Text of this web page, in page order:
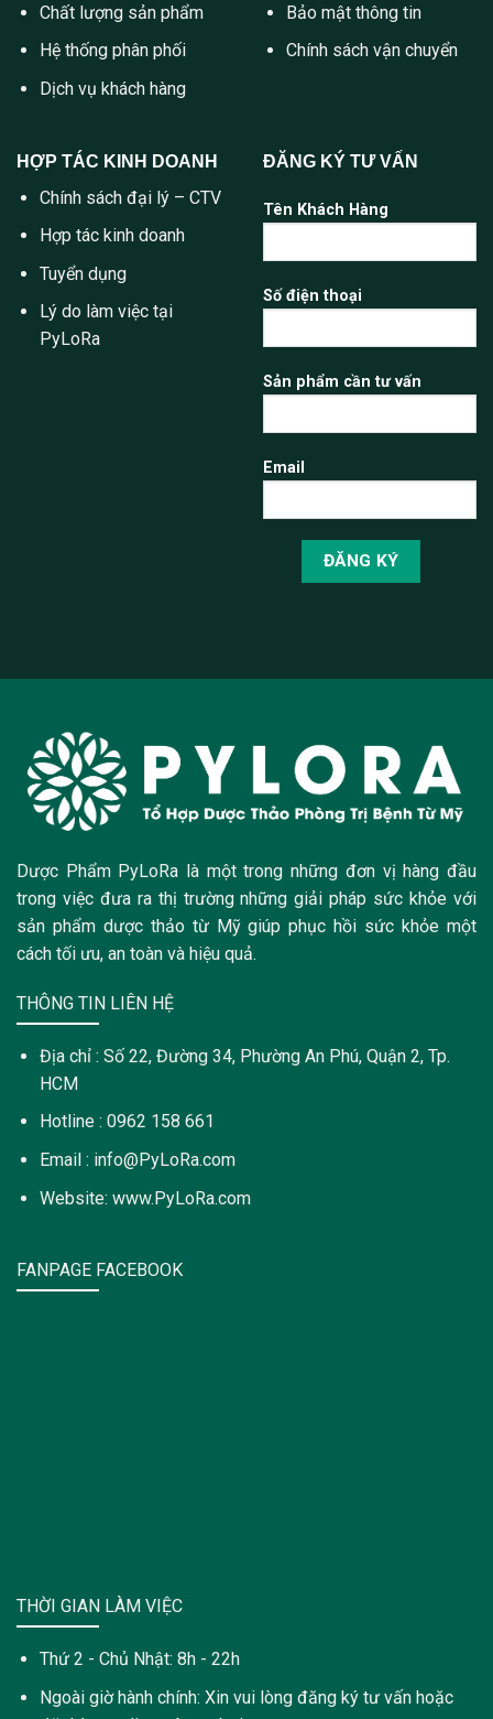
Chất lượng sản phẩm
Hệ thống phân phối
Dịch vụ khách hàng
Bảo mật thông tin
Chính sách vận chuyển
HỢP TÁC KINH DOANH
Chính sách đại lý – CTV
Hợp tác kinh doanh
Tuyển dụng
Lý do làm việc tại
PyLoRa
ĐĂNG KÝ TƯ VẤN
Tên Khách Hàng
Số điện thoại
Sản phẩm cần tư vấn
Email
Dược Phẩm PyLoRa là một trong những đơn vị hàng đầu
trong việc đưa ra thị trường những giải pháp sức khỏe với
sản phẩm dược thảo từ Mỹ giúp phục hồi sức khỏe một
cách tối ưu, an toàn và hiệu quả.
THÔNG TIN LIÊN HỆ
Địa chỉ : Số 22, Đường 34, Phường An Phú, Quận 2, Tp.
HCM
Hotline : 0962 158 661
Email : info@PyLoRa.com
Website: www.PyLoRa.com
FANPAGE FACEBOOK
THỜI GIAN LÀM VIỆC
Thứ 2 - Chủ Nhật: 8h - 22h
Ngoài giờ hành chính: Xin vui lòng đăng ký tư vấn hoặc